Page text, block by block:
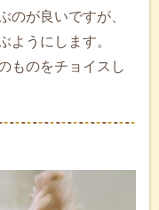
のが良いですが、
ようにします。
ものをチョイスし